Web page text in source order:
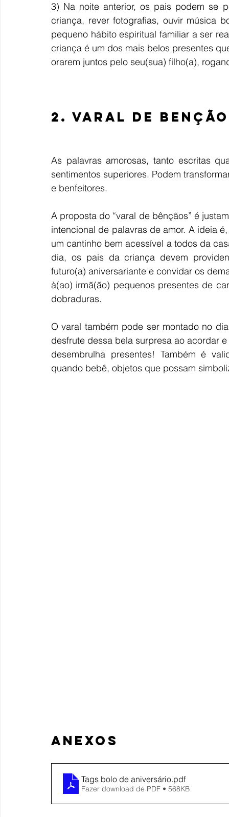
3) Na noite anterior, os pais podem se
criança, rever fotografias, ouvir música
pequeno hábito espiritual familiar a ser
criança é um dos mais belos presentes
orarem juntos pelo seu(sua) filho(a),
2. VARAL DE
As palavras amorosas, tanto escritas
sentimentos superiores. Podem
e benfeitores.
A proposta do “varal de bênçãos” é
intencional de palavras de amor. A ideia
um cantinho bem acessível a todos da
dia, os pais da criança devem
futuro(a) aniversariante e convidar os
à(ao) irmã(ão) pequenos presentes de
dobraduras.
O varal também pode ser montado no
desfrute dessa bela surpresa ao acordar
desembrulha presentes! Também é
quando bebê, objetos que possam
ANEXOS
Tags bolo de aniversário.pdf
Fazer download de PDF • 568KB